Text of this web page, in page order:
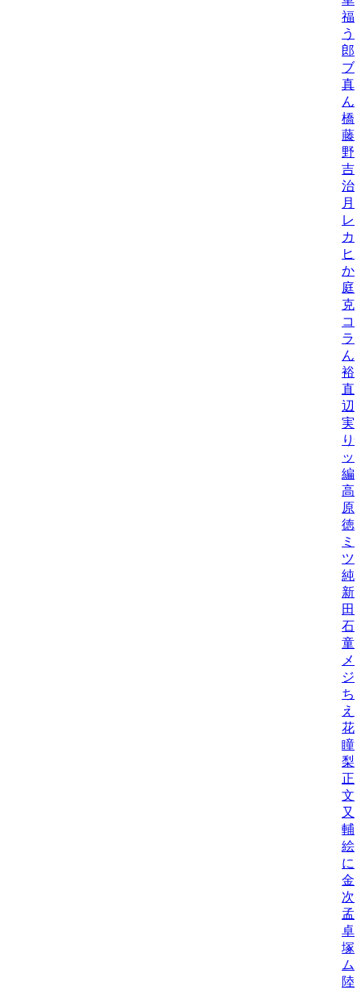
福
う
郎
ブ
真
ん
橋
藤
野
吉
治/
月
レ
カ
ヒ
か
庭/
克
コ
ラ
ん
裕/
直
辺
実/
り
ッ
編
高
原
徳/
ミ
ツ
純/
新
田
石
童
メ
ジ
ち
え
花
瞳/
梨
正
文
又
輔/
絵
に
金
次/
孟
卓
塚
ム
陸